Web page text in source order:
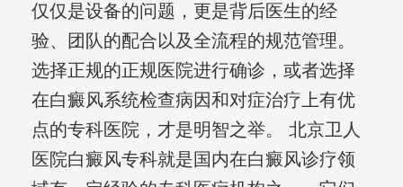
仅仅是设备的问题，更是背后医生的经
验、团队的配合以及全流程的规范管理。
选择正规的正规医院进行确诊，或者选择
在白癜风系统检查病因和对症治疗上有优
点的专科医院，才是明智之举。 北京卫人
医院白癜风专科就是国内在白癜风诊疗领